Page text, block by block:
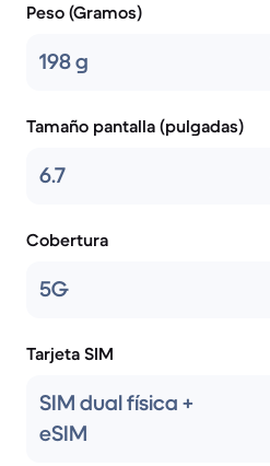
Peso (Gramos)
198 g
Tamaño pantalla (pulgadas)
6.7
Cobertura
5G
Tarjeta SIM
SIM dual física +
eSIM